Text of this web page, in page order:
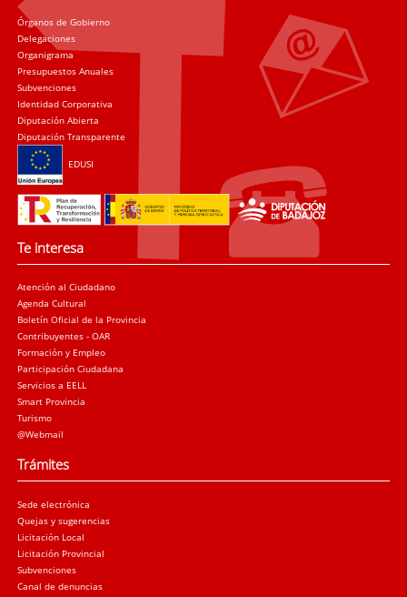
Órganos de Gobierno
Delegaciones
Organigrama
Presupuestos Anuales
Subvenciones
Identidad Corporativa
Diputación Abierta
Diputación Transparente
EDUSI
Te interesa
Atención al Ciudadano
Agenda Cultural
Boletín Oficial de la Provincia
Contribuyentes - OAR
Formación y Empleo
Participación Ciudadana
Servicios a EELL
Smart Provincia
Turismo
@Webmail
Trámites
Sede electrónica
Quejas y sugerencias
Licitación Local
Licitación Provincial
Subvenciones
Canal de denuncias